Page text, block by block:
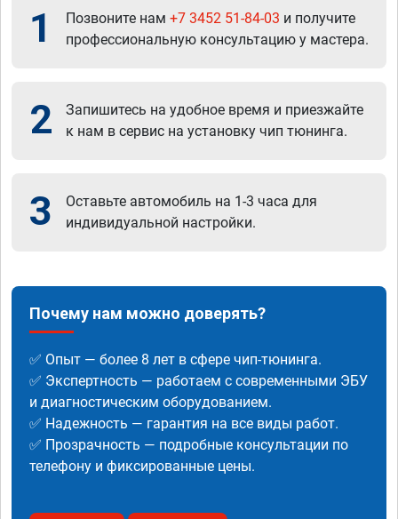
1 Позвоните нам +7 3452 51-84-03 и получите
профессиональную консультацию у мастера.
2
Запишитесь на удобное время и приезжайте
к нам в сервис на установку чип тюнинга.
3
Оставьте автомобиль на 1-3 часа для
индивидуальной настройки.
Почему нам можно доверять?
✅ Опыт — более 8 лет в сфере чип-тюнинга.
✅ Экспертность — работаем с современными ЭБУ
и диагностическим оборудованием.
✅ Надежность — гарантия на все виды работ.
✅ Прозрачность — подробные консультации по
телефону и фиксированные цены.